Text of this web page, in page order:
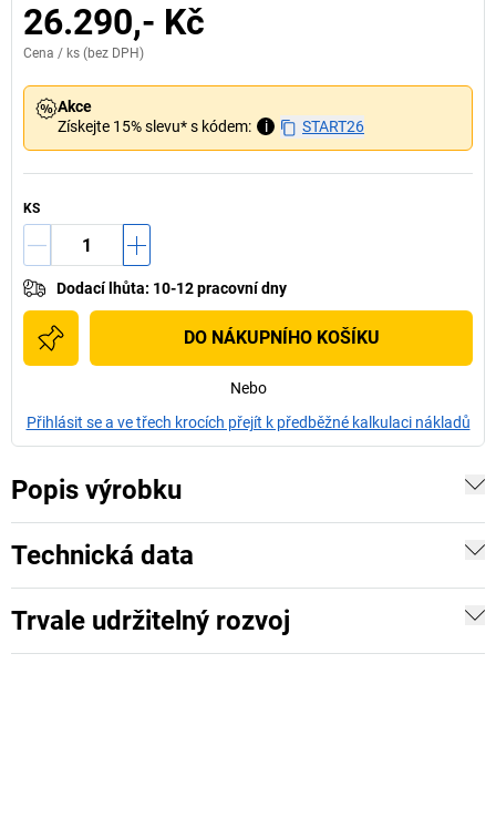
26.290,- Kč
Cena / ks (bez DPH)
Akce
Získejte 15% slevu* s kódem:
i START26
KS
Dodací lhůta: 10-12 pracovní dny
DO NÁKUPNÍHO KOŠÍKU
Nebo
Přihlásit se a ve třech krocích přejít k předběžné kalkulaci nákladů
Popis výrobku
Technická data
Trvale udržitelný rozvoj